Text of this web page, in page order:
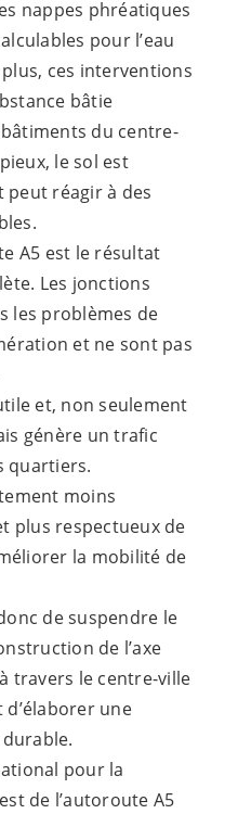
nappes phréatiques
pour l’eau
ces interventions
bâtie
du centre-
le sol est
réagir à des
A5 est le résultat
Les jonctions
les problèmes de
et ne sont pas
et, non seulement
génère un trafic
quartiers.
moins
plus respectueux de
la mobilité de
de suspendre le
de l’axe
travers le centre-ville
d’élaborer une
pour la
de l’autoroute A5